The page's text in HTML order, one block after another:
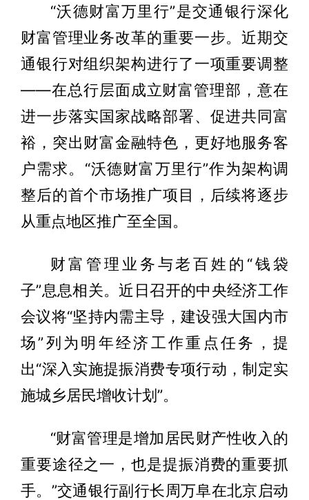
“沃德财富万里行”是交通银行深化
财富管理业务改革的重要一步。近期交
通银行对组织架构进行了一项重要调整
——在总行层面成立财富管理部，意在
进一步落实国家战略部署、促进共同富
裕，突出财富金融特色，更好地服务客
户需求。“沃德财富万里行”作为架构调
整后的首个市场推广项目，后续将逐步
从重点地区推广至全国。
财富管理业务与老百姓的“钱袋
子”息息相关。近日召开的中央经济工作
会议将“坚持内需主导，建设强大国内市
场”列为明年经济工作重点任务，提
出“深入实施提振消费专项行动，制定实
施城乡居民增收计划”。
“财富管理是增加居民财产性收入的
重要途径之一，也是提振消费的重要抓
手。”交通银行副行长周万阜在北京启动